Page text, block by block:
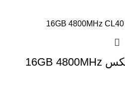
رم کامپیوتر کینگ مکس 16GB 4800MHz